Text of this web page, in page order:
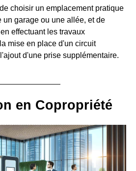
choisir un emplacement pratique
un garage ou une allée, et de
effectuant les travaux
mise en place d'un circuit
d'une prise supplémentaire.
en Copropriété